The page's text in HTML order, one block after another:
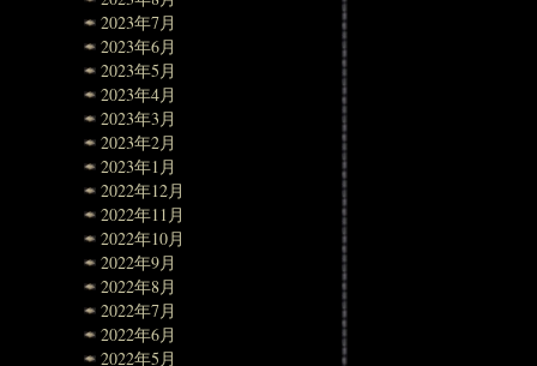
2023年7月
2023年6月
2023年5月
2023年4月
2023年3月
2023年2月
2023年1月
2022年12月
2022年11月
2022年10月
2022年9月
2022年8月
2022年7月
2022年6月
2022年5月